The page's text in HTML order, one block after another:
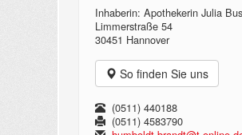
Inhaberin: Apothekerin Julia
Limmerstraße 54
30451 Hannover
So finden Sie uns
(0511) 440188
(0511) 4583790